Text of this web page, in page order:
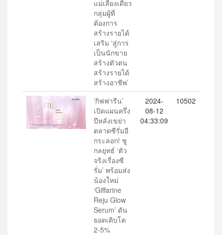
แม่เลี้ยงเดี่ยว
กลุ่มผู้ที่
ต้องการ
สร้างรายได้
เสริม ‘สู่การ
เป็นนักขาย
สร้างตัวตน
สร้างรายได้
สร้างอาชีพ’
‘กิฟฟารีน’
เปิดแผนครึ่ง
ปีหลังเขย่า
ตลาดซีรั่มอี
กระลอก! ชู
กลยุทธ์ ‘ตัว
จริงเรื่องซี
รั่ม’ พร้อมส่ง
น้องใหม่
‘Giffarine
Reju Glow
Serum’ ดัน
ยอดเติบโต
2-5%
2024-
08-12
04:33:09
10502